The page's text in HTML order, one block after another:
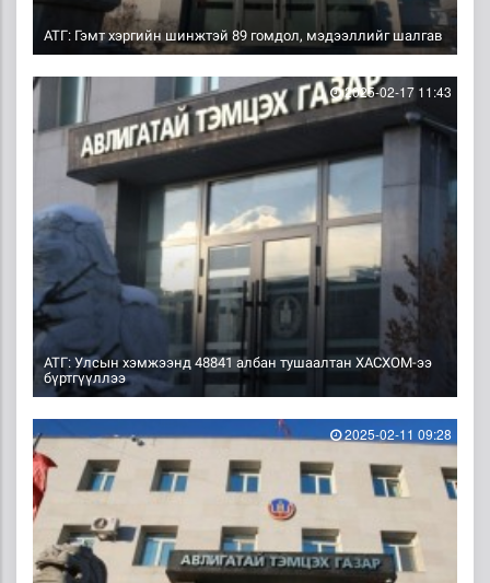
АТГ: Гэмт хэргийн шинжтэй 89 гомдол, мэдээллийг шалгав
АТГ: Улсын хэмжээнд 48841 албан тушаалтан ХАСХОМ-ээ
бүртгүүллээ
2025-02-17 11:43
2025-02-11 09:28